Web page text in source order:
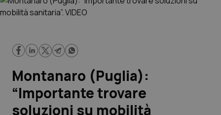
Governo e Parlamento
Regioni e Asl
Lavoro e Professioni
Montanaro (Puglia):
“Importante trovare
soluzioni su mobilità